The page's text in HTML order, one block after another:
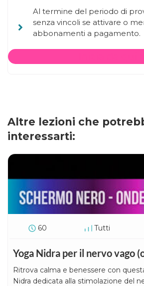
Al termine del periodo di
senza vincoli se attivare o
abbonamenti a pagamento.
Altre lezioni che
interessarti:
60 Tutti
Yoga Nidra per il nervo vago
Ritrova calma e benessere con
Nidra dedicata alla stimolazione del